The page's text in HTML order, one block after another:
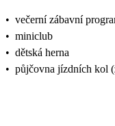
• večerní zábavní
• miniclub
• dětská herna
• půjčovna jízdních kol